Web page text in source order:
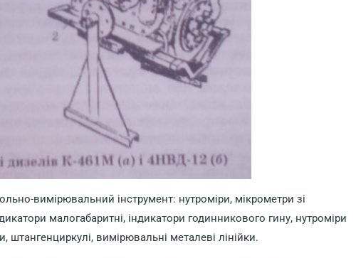
вимірювальний інструмент: нутроміри, мікрометри зі
малогабаритні, індикатори годинникового гину, нутроміри
штангенциркулі, вимірювальні металеві лінійки.